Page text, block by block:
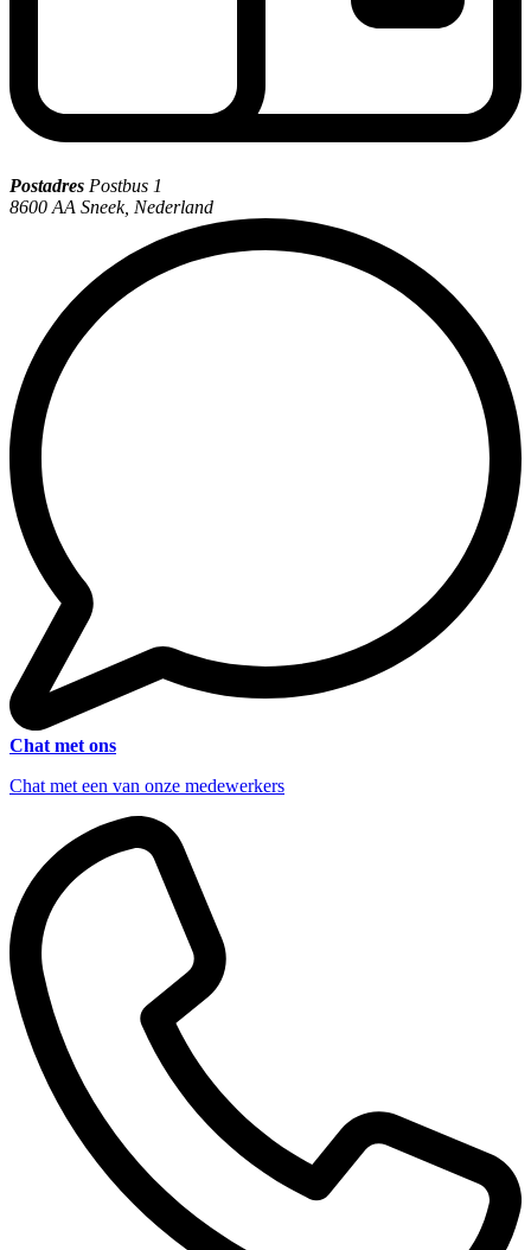
Postadres Postbus 1
8600 AA Sneek, Nederland
Chat met ons
Chat met een van onze medewerkers